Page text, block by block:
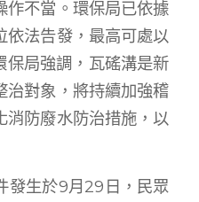
作不當。環保局已依據
依法告發，最高可處以
局強調，瓦磘溝是新
治對象，將持續加強稽
消防廢水防治措施，以
發生於9月29日，民眾